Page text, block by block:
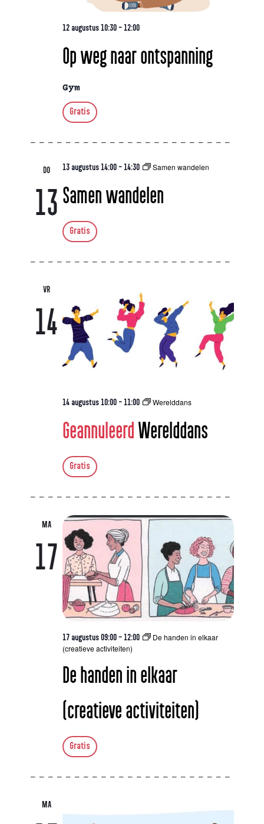
Op weg naar ontspanning
12 augustus 10:30-12:00
Gym
Gratis
DO
13 Samen wandelen
13 augustus 14:00-14:30 Samen wandelen
Gratis
VR
14
Geannuleerd Werelddans
14 augustus 10:00-11:00 Werelddans
Gratis
MA
17
De handen in elkaar
(creatieve activiteiten)
17 augustus 09:00-12:00
De handen in elkaar
(creatieve activiteiten)
Gratis
MA